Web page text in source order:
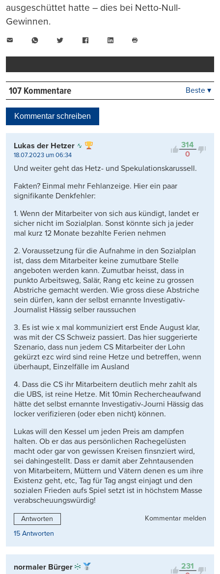
ausgeschüttet hatte – dies bei Netto-Null-
Gewinnen.
WhatsAppTwitter FacebookLinkedIn
drucken
107 Kommentare
Kontrovers
Beste ▾
Kommentar schreiben
314
0
Lukas der Hetzer
18.07.2023 um 06:34
Und weiter geht das Hetz- und Spekulationskarussell.
Fakten? Einmal mehr Fehlanzeige. Hier ein paar
signifikante Denkfehler:
1. Wenn der Mitarbeiter von sich aus kündigt, landet er
sicher nicht im Sozialplan. Sonst könnte sich ja jeder
mal kurz 12 Monate bezahlte Ferien nehmen
2. Voraussetzung für die Aufnahme in den Sozialplan
ist, dass dem Mitarbeiter keine zumutbare Stelle
angeboten werden kann. Zumutbar heisst, dass in
punkto Arbeitsweg, Salär, Rang etc keine zu grossen
Abstriche gemacht werden. Wie gross diese Abstriche
sein dürfen, kann der selbst ernannte Investigativ-
Journalist Hässig selber raussuchen
3. Es ist wie x mal kommuniziert erst Ende August klar,
was mit der CS Schweiz passiert. Das hier suggerierte
Szenario, dass nun jedem CS Mitarbeiter der Lohn
gekürzt ezc wird sind reine Hetze und betreffen, wenn
überhaupt, Einzelfälle im Ausland
4. Dass die CS ihr Mitarbeitern deutlich mehr zahlt als
die UBS, ist reine Hetze. Mit 10min Rechercheaufwand
hätte det selbst ernannte Investigativ-Journi Hässig das
locker verifizieren (oder eben nicht) können.
Lukas will den Kessel um jeden Preis am dampfen
halten. Ob er das aus persönlichen Rachegelüsten
macht oder gar von gewissen Kreisen finsnziert wird,
sei dahingestellt. Dass er damit aber Zehntausenden
von Mitarbeitern, Müttern und Vätern denen es um ihre
Existenz geht, etc, Tag für Tag angst einjagt und den
sozialen Frieden aufs Spiel setzt ist in höchstem Masse
verabscheuungswürdig!
Antworten
Kommentar melden
15 Antworten
231
normaler Bürger